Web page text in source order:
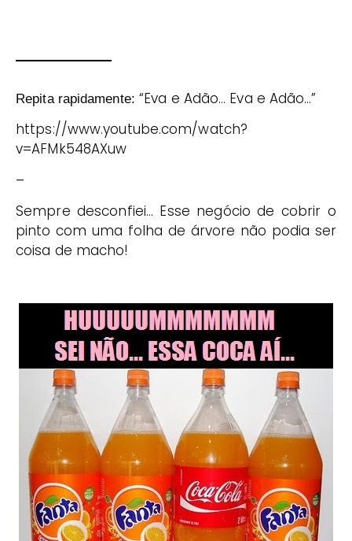
Repita rapidamente: “Eva e Adão… Eva e Adão…”
https://www.youtube.com/watch?
v=AFMk548AXuw
–
Sempre desconfiei… Esse negócio de cobrir o
pinto com uma folha de árvore não podia ser
coisa de macho!